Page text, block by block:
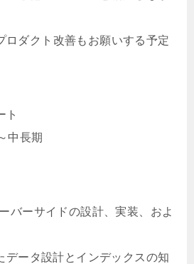
ロダクト改善もお願いする予定
ト
中長期
バーサイドの設計、実装、およ
データ設計とインデックスの知